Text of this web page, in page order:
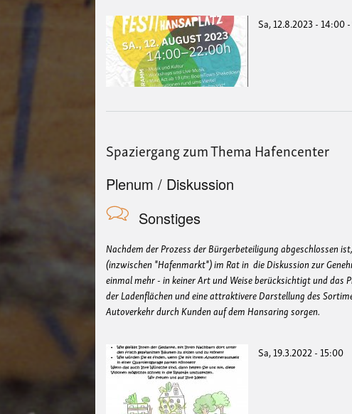
Sa, 12.8.2023 - 14:00
Spaziergang zum Thema Hafencenter
Plenum / Diskussion
Sonstiges
Nachdem der Prozess der Bürgerbeteiligung abgeschlossen
(inzwischen "Hafenmarkt") im Rat in die Diskussion zur
einmal mehr - in keiner Art und Weise berücksichtigt und
der Ladenflächen und eine attraktivere Darstellung des
Autoverkehr durch Kunden auf dem Hansaring sorgen.
Sa, 19.3.2022 - 15:00